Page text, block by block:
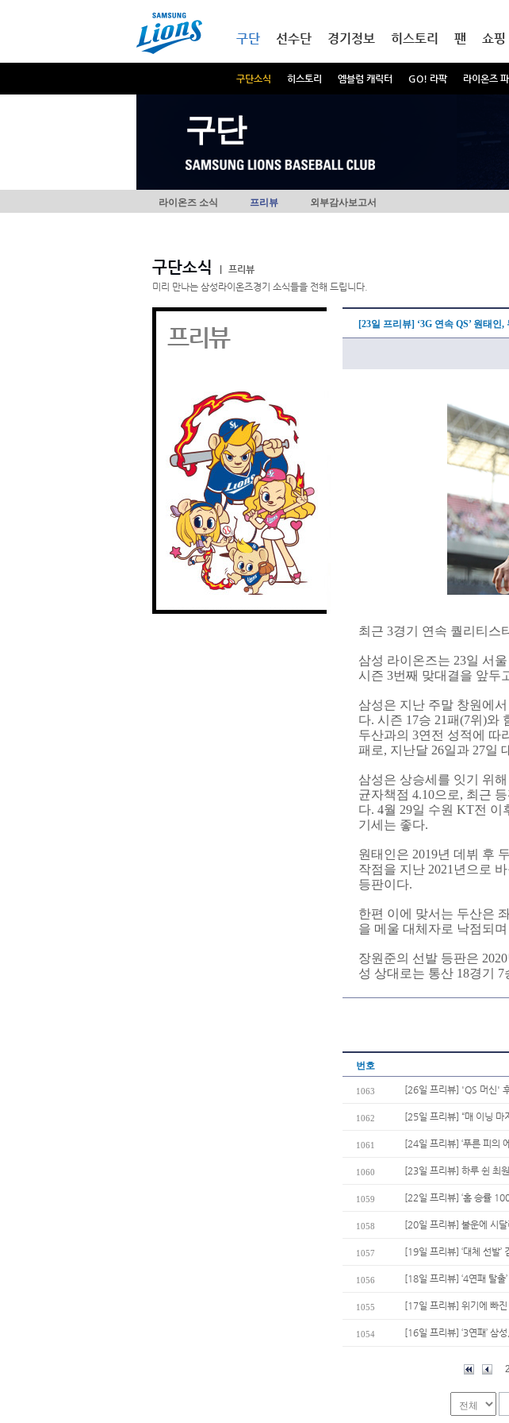
구단
구단소식 히스토리 엠블럼 캐릭터 GO! 라팍 라이온즈
선수단 경기정보 히스토리 팬 쇼핑
구단
라이온즈 소식 프리뷰 외부감사보고서
구단소식
프리뷰
미리 만나는 삼성라이온즈경기 소식들을 전해 드립니다.
프리뷰 [23일 프리뷰] ‘3G 연속 QS’ 원태
최근 3경기 연속 퀄리티스
삼성 라이온즈는 23일 서
시즌 3번째 맞대결을 앞두
삼성은 지난 주말 창원에
다. 시즌 17승 21패(7위)와
두산과의 3연전 성적에 따
패로, 지난달 26일과 27일
삼성은 상승세를 잇기 위
균자책점 4.10으로, 최근
다. 4월 29일 수원 KT전
기세는 좋다.
원태인은 2019년 데뷔 후
작점을 지난 2021년으로
등판이다.
한편 이에 맞서는 두산은
을 메울 대체자로 낙점되
장원준의 선발 등판은
성 상대로는 통산 18경기
번호
1063 [26일 프리뷰] 'QS 머신'
1062 [25일 프리뷰] “매 이닝 마
1061 [24일 프리뷰] ‘푸른 피의
1060 [23일 프리뷰] 하루 쉰 최
1059 [22일 프리뷰] ‘홈 승률
1058 [20일 프리뷰] 불운에 시
1057 [19일 프리뷰] ‘대체 선발
1056 [18일 프리뷰] ‘4연패 탈
1055 [17일 프리뷰] 위기에 빠
1054 [16일 프리뷰] ‘3연패’ 삼